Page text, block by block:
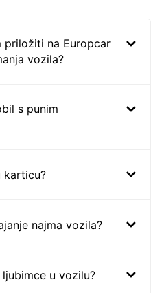
priložiti na Europcar
vozila?
s punim
karticu?
najma vozila?
u vozilu?